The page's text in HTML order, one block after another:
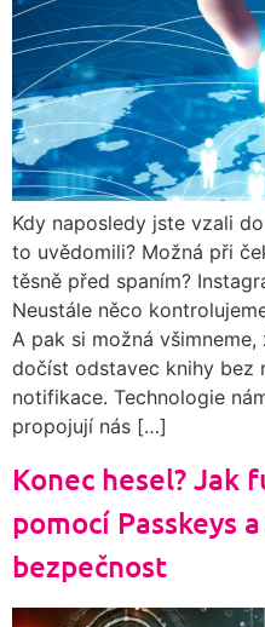
Kdy naposledy jste vzali
to uvědomili? Možná při
těsně před spaním?
Neustále něco
A pak si možná
dočíst odstavec knihy bez
notifikace. Technologie
propojují nás […]
Konec hesel? Jak
pomocí Passkeys
bezpečnost